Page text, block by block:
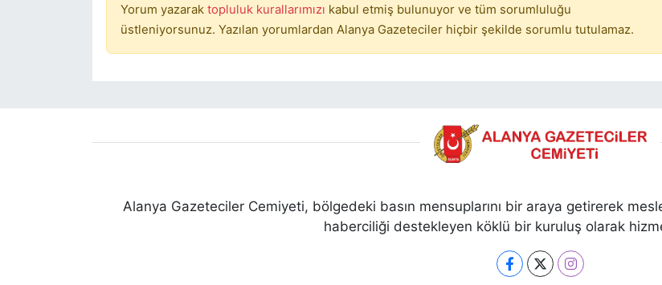
Yorum yazarak topluluk kurallarımızı kabul etmiş bulunuyor ve tüm sorumluluğu
üstleniyorsunuz. Yazılan yorumlardan Alanya Gazeteciler hiçbir şekilde sorumlu tutulamaz.
Alanya Gazeteciler Cemiyeti, bölgedeki basın mensuplarını bir araya getirerek
haberciliği destekleyen köklü bir kuruluş olarak